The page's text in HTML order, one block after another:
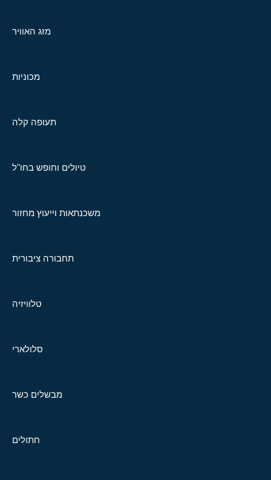
מזג האוויר
מכוניות
תעופה קלה
טיולים וחופש בחו"ל
משכנתאות וייעוץ מחזור
תחבורה ציבורית
טלוויזיה
סלולארי
מבשלים כשר
חתולים